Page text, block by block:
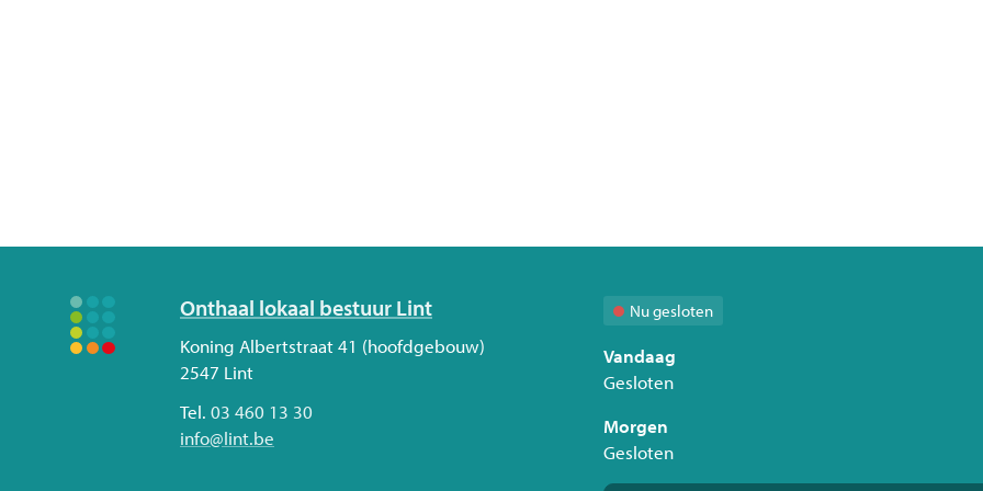
Volg
ons
Onthaal lokaal bestuur Lint
Adres
Koning Albertstraat 41 (hoofdgebouw)
2547 Lint
Tel. 03 460 13 30
E-
info@lint.be
Nu gesloten
Vandaag
Gesloten
Morgen
Gesloten